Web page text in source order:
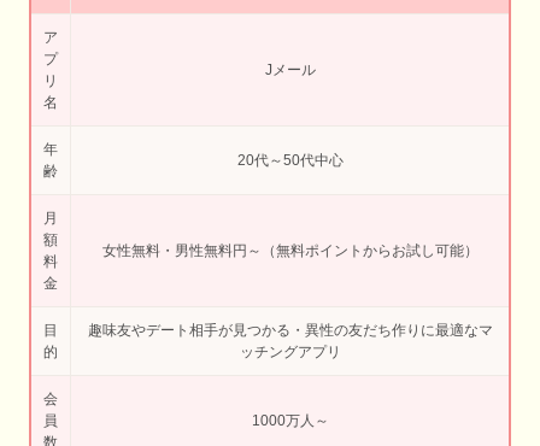
ア
プ
リ
名
Jメール
年
齢
20代～50代中心
月
額
料
金
女性無料・男性無料円～（無料ポイントからお試し可能）
目
的
趣味友やデート相手が見つかる・異性の友だち作りに最適なマ
ッチングアプリ
会
員
数
1000万人～